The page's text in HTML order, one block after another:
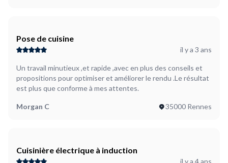
Pose de cuisine
il y a 3 ans
Un travail minutieux ,et rapide ,avec en plus des conseils et
propositions pour optimiser et améliorer le rendu .Le résultat
est plus que conforme à mes attentes.
Morgan C 35000 Rennes
Cuisinière électrique à induction